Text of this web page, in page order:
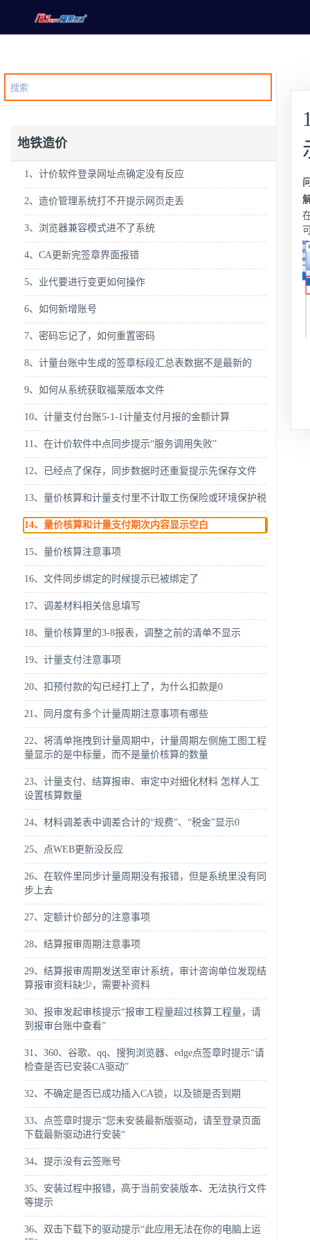
地铁造价
1、计价软件登录网址点确定没有反应
2、造价管理系统打不开提示网页走丢
3、浏览器兼容模式进不了系统
4、CA更新完签章界面报错
5、业代要进行变更如何操作
6、如何新增账号
7、密码忘记了，如何重置密码
8、计量台账中生成的签章标段汇总表数据不是最新的
9、如何从系统获取福莱版本文件
10、计量支付台账5-1-1计量支付月报的金额计算
11、在计价软件中点同步提示“服务调用失败”
12、已经点了保存，同步数据时还重复提示先保存文件
13、量价核算和计量支付里不计取工伤保险或环境保护税
14、量价核算和计量支付期次内容显示空白
15、量价核算注意事项
16、文件同步绑定的时候提示已被绑定了
17、调差材料相关信息填写
18、量价核算里的3-8报表，调整之前的清单不显示
19、计量支付注意事项
20、扣预付款的勾已经打上了，为什么扣款是0
21、同月度有多个计量周期注意事项有哪些
22、将清单拖拽到计量周期中，计量周期左侧施工图工程
量显示的是中标量，而不是量价核算的数量
23、计量支付、结算报审、审定中对细化材料 怎样人工
设置核算数量
24、材料调差表中调差合计的“规费”、“税金”显示0
25、点WEB更新没反应
26、在软件里同步计量周期没有报错，但是系统里没有同
步上去
27、定额计价部分的注意事项
28、结算报审周期注意事项
29、结算报审周期发送至审计系统，审计咨询单位发现结
算报审资料缺少，需要补资料
30、报审发起审核提示“报审工程量超过核算工程量，请
到报审台账中查看”
31、360、谷歌、qq、搜狗浏览器、edge点签章时提示“请
检查是否已安装CA驱动”
32、不确定是否已成功插入CA锁，以及锁是否到期
33、点签章时提示”您未安装最新版驱动，请至登录页面
下载最新驱动进行安装“
34、提示没有云签账号
35、安装过程中报错，高于当前安装版本、无法执行文件
等提示
36、双击下载下的驱动提示“此应用无法在你的电脑上运